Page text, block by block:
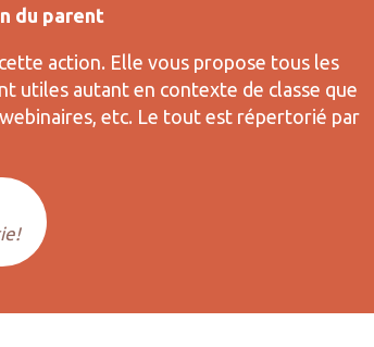
du parent
action. Elle vous propose tous les
utiles autant en contexte de classe que
etc. Le tout est répertorié par